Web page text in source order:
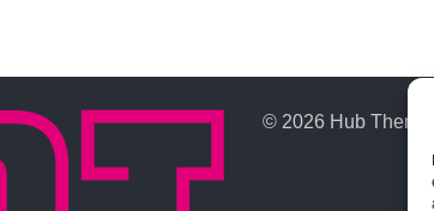
© 2026 Hub